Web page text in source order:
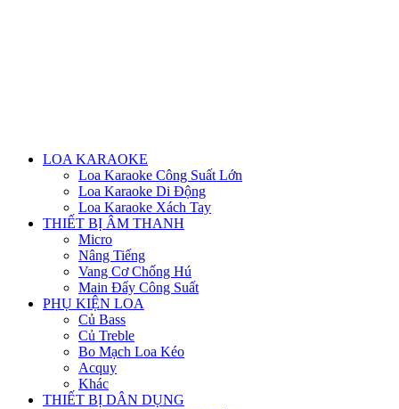
Menu
LOA KARAOKE
Loa Karaoke Công Suất Lớn
Loa Karaoke Di Động
Loa Karaoke Xách Tay
THIẾT BỊ ÂM THANH
Micro
Nâng Tiếng
Vang Cơ Chống Hú
Main Đẩy Công Suất
PHỤ KIỆN LOA
Củ Bass
Củ Treble
Bo Mạch Loa Kéo
Acquy
Khác
THIẾT BỊ DÂN DỤNG